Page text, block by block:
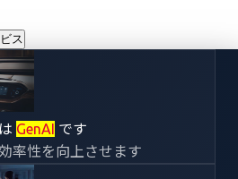
ス
GenAI です
率性を向上させます
学ぶ：オ